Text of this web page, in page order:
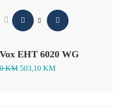
EHT 6020 WG
KM 503,10 KM